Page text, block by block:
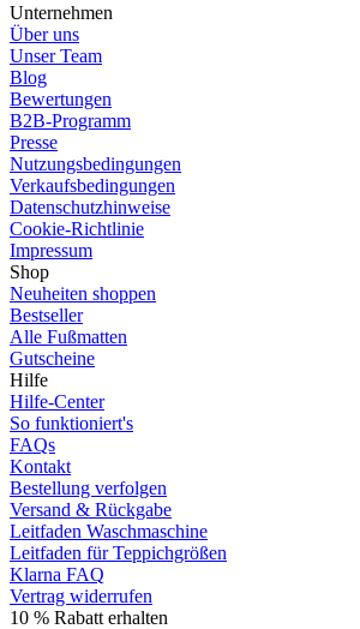
Unternehmen
Über uns
Unser Team
Blog
Bewertungen
B2B-Programm
Presse
Nutzungsbedingungen
Verkaufsbedingungen
Datenschutzhinweise
Cookie-Richtlinie
Impressum
Shop
Neuheiten shoppen
Bestseller
Alle Fußmatten
Gutscheine
Hilfe
Hilfe-Center
So funktioniert's
FAQs
Kontakt
Bestellung verfolgen
Versand & Rückgabe
Leitfaden Waschmaschine
Leitfaden für Teppichgrößen
Klarna FAQ
Vertrag widerrufen
10 % Rabatt erhalten